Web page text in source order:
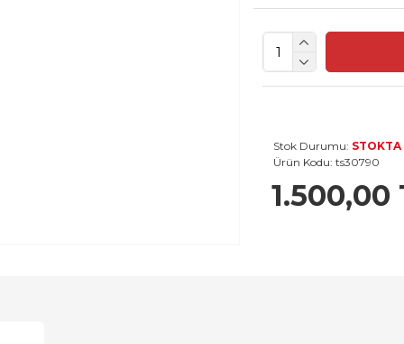
1.500,00
Stok Durumu: STOKTA
Ürün Kodu: ts30790